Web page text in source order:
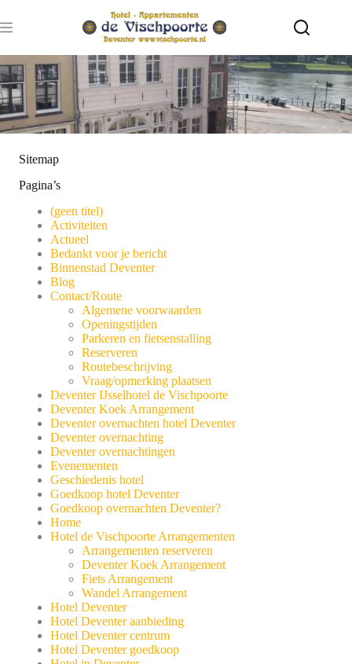
naar
de
Sitemap
Pagina’s
(geen titel)
Activiteiten
Actueel
Bedankt voor je bericht
Binnenstad Deventer
Blog
Contact/Route
Algemene voorwaarden
Openingstijden
Parkeren en fietsenstalling
Reserveren
Routebeschrijving
Vraag/opmerking plaatsen
Deventer IJsselhotel de Vischpoorte
Deventer Koek Arrangement
Deventer overnachten hotel Deventer
Deventer overnachting
Deventer overnachtingen
Evenementen
Geschiedenis hotel
Goedkoop hotel Deventer
Goedkoop overnachten Deventer?
Home
Hotel de Vischpoorte Arrangementen
Arrangementen reserveren
Deventer Koek Arrangement
Fiets Arrangement
Wandel Arrangement
Hotel Deventer
Hotel Deventer aanbieding
Hotel Deventer centrum
Hotel Deventer goedkoop